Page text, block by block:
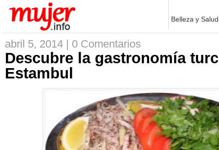
Belleza y Salud
abril 5, 2014 | 0 Comentarios
Descubre la gastronomía
Estambul